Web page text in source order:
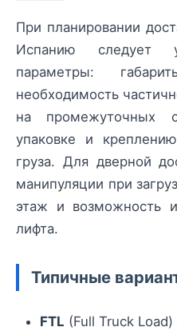
При планировании
Испанию следует
параметры:
необходимость
на промежуточных
упаковке и
груза. Для дверной
манипуляции при
этаж и возможность
лифта.
Типичные
FTL (Full Truck